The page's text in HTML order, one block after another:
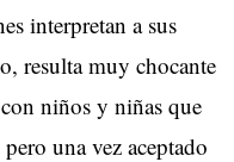
interpretan a sus
resulta muy chocante
niños y niñas que
una vez aceptado